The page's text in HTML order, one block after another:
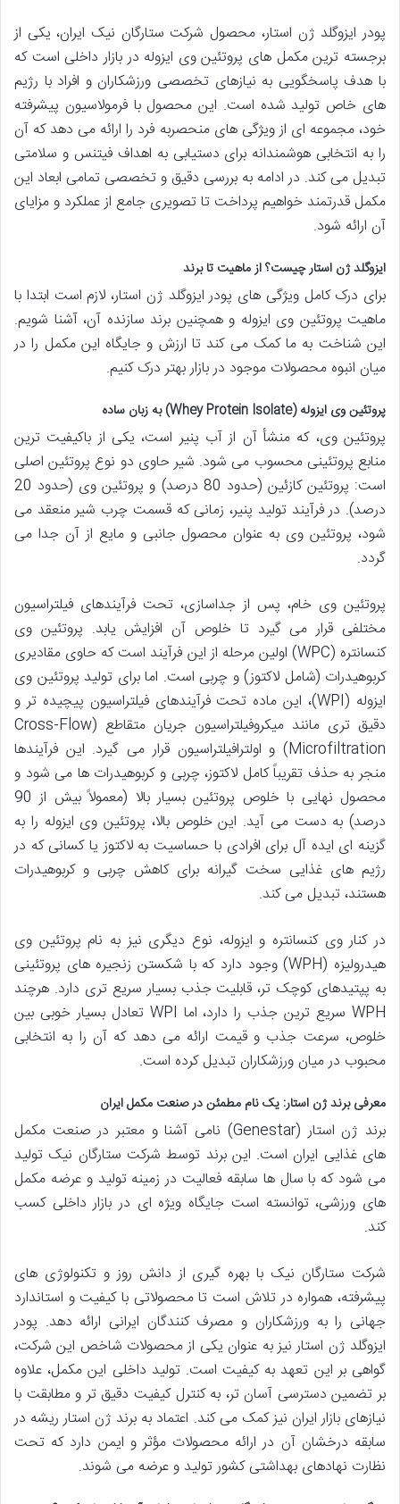
پودر ایزوگلد ژن استار، محصول شرکت ستارگان نیک ایران، یکی از
برجسته ترین مکمل های پروتئین وی ایزوله در بازار داخلی است که
با هدف پاسخگویی به نیازهای تخصصی ورزشکاران و افراد با رژیم
های خاص تولید شده است. این محصول با فرمولاسیون پیشرفته
خود، مجموعه ای از ویژگی های منحصربه فرد را ارائه می دهد که آن
را به انتخابی هوشمندانه برای دستیابی به اهداف فیتنس و سلامتی
تبدیل می کند. در ادامه به بررسی دقیق و تخصصی تمامی ابعاد این
مکمل قدرتمند خواهیم پرداخت تا تصویری جامع از عملکرد و مزایای
آن ارائه شود.
ایزوگلد ژن استار چیست؟ از ماهیت تا برند
برای درک کامل ویژگی های پودر ایزوگلد ژن استار، لازم است ابتدا با
ماهیت پروتئین وی ایزوله و همچنین برند سازنده آن، آشنا شویم.
این شناخت به ما کمک می کند تا ارزش و جایگاه این مکمل را در
میان انبوه محصولات موجود در بازار بهتر درک کنیم.
پروتئین وی ایزوله (Whey Protein Isolate) به زبان ساده
پروتئین وی، که منشأ آن از آب پنیر است، یکی از باکیفیت ترین
منابع پروتئینی محسوب می شود. شیر حاوی دو نوع پروتئین اصلی
است: پروتئین کازئین (حدود 80 درصد) و پروتئین وی (حدود 20
درصد). در فرآیند تولید پنیر، زمانی که قسمت چرب شیر منعقد می
شود، پروتئین وی به عنوان محصول جانبی و مایع از آن جدا می
گردد.
پروتئین وی خام، پس از جداسازی، تحت فرآیندهای فیلتراسیون
مختلفی قرار می گیرد تا خلوص آن افزایش یابد. پروتئین وی
کنسانتره (WPC) اولین مرحله از این فرآیند است که حاوی مقادیری
کربوهیدرات (شامل لاکتوز) و چربی است. اما برای تولید پروتئین وی
ایزوله (WPI)، این ماده تحت فرآیندهای فیلتراسیون پیچیده تر و
دقیق تری مانند میکروفیلتراسیون جریان متقاطع (Cross-Flow
Microfiltration) و اولترافیلتراسیون قرار می گیرد. این فرآیندها
منجر به حذف تقریباً کامل لاکتوز، چربی و کربوهیدرات ها می شود و
محصول نهایی با خلوص پروتئین بسیار بالا (معمولاً بیش از 90
درصد) به دست می آید. این خلوص بالا، پروتئین وی ایزوله را به
گزینه ای ایده آل برای افرادی با حساسیت به لاکتوز یا کسانی که در
رژیم های غذایی سخت گیرانه برای کاهش چربی و کربوهیدرات
هستند، تبدیل می کند.
در کنار وی کنسانتره و ایزوله، نوع دیگری نیز به نام پروتئین وی
هیدرولیزه (WPH) وجود دارد که با شکستن زنجیره های پروتئینی
به پپتیدهای کوچک تر، قابلیت جذب بسیار سریع تری دارد. هرچند
WPH سریع ترین جذب را دارد، اما WPI تعادل بسیار خوبی بین
خلوص، سرعت جذب و قیمت ارائه می دهد که آن را به انتخابی
محبوب در میان ورزشکاران تبدیل کرده است.
معرفی برند ژن استار: یک نام مطمئن در صنعت مکمل ایران
برند ژن استار (Genestar) نامی آشنا و معتبر در صنعت مکمل
های غذایی ایران است. این برند توسط شرکت ستارگان نیک تولید
می شود که با سال ها سابقه فعالیت در زمینه تولید و عرضه مکمل
های ورزشی، توانسته است جایگاه ویژه ای در بازار داخلی کسب
کند.
شرکت ستارگان نیک با بهره گیری از دانش روز و تکنولوژی های
پیشرفته، همواره در تلاش است تا محصولاتی با کیفیت و استاندارد
جهانی را به ورزشکاران و مصرف کنندگان ایرانی ارائه دهد. پودر
ایزوگلد ژن استار نیز به عنوان یکی از محصولات شاخص این شرکت،
گواهی بر این تعهد به کیفیت است. تولید داخلی این مکمل، علاوه
بر تضمین دسترسی آسان تر، به کنترل کیفیت دقیق تر و مطابقت با
نیازهای بازار ایران نیز کمک می کند. اعتماد به برند ژن استار ریشه در
سابقه درخشان آن در ارائه محصولات مؤثر و ایمن دارد که تحت
نظارت نهادهای بهداشتی کشور تولید و عرضه می شوند.